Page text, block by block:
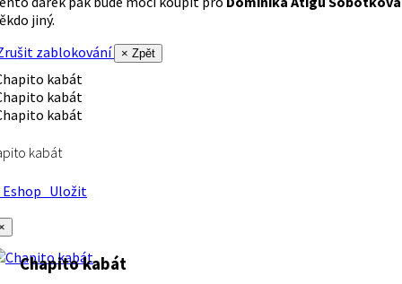
jiný.
zablokování
× Zpět
kabát
Uložit
Chapito kabát